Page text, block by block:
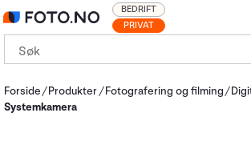
PRIVAT
BEDRIFT
Forside Produkter Fotografering og filming
Systemkamera